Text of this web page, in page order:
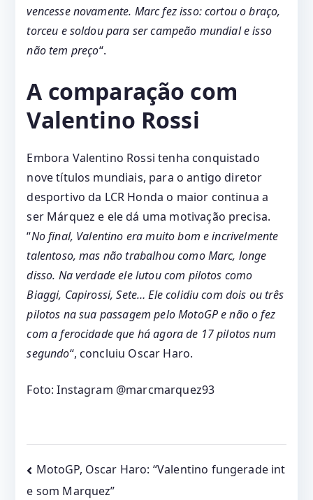
vencesse novamente. Marc fez isso: cortou o braço,
torceu e soldou para ser campeão mundial e isso
não tem preço“.
A comparação com
Valentino Rossi
Embora Valentino Rossi tenha conquistado
nove títulos mundiais, para o antigo diretor
desportivo da LCR Honda o maior continua a
ser Márquez e ele dá uma motivação precisa.
“No final, Valentino era muito bom e incrivelmente
talentoso, mas não trabalhou como Marc, longe
disso. Na verdade ele lutou com pilotos como
Biaggi, Capirossi, Sete… Ele colidiu com dois ou três
pilotos na sua passagem pelo MotoGP e não o fez
com a ferocidade que há agora de 17 pilotos num
segundo“, concluiu Oscar Haro.
Foto: Instagram @marcmarquez93
Post
MotoGP, Oscar Haro: “Valentino fungerade int
e som Marquez”